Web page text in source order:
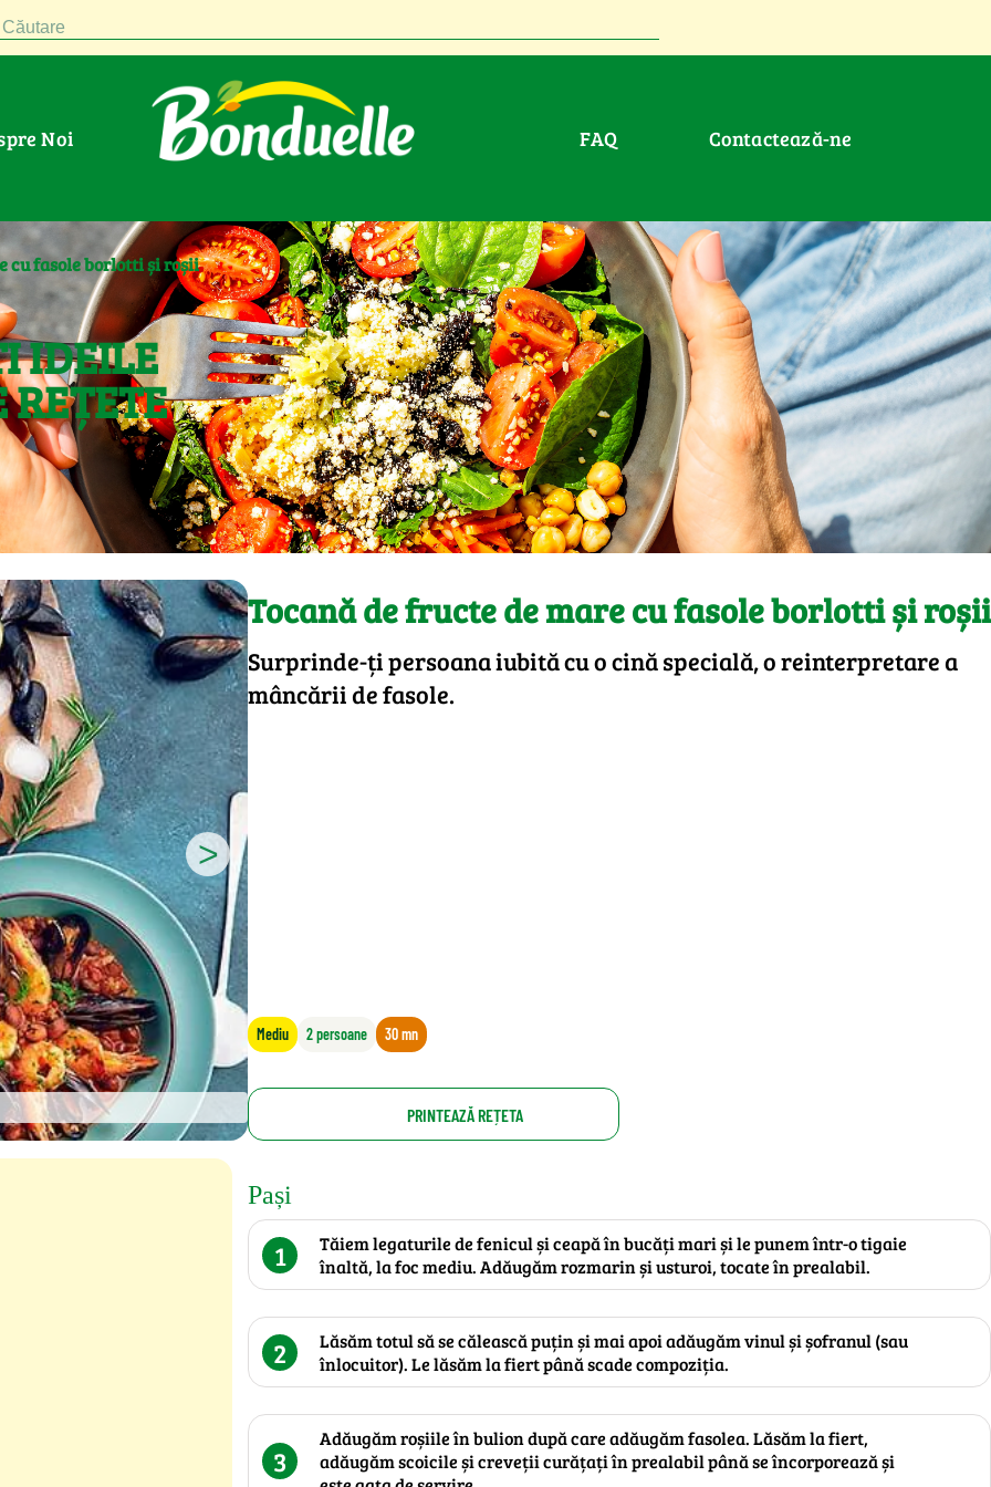
Noi FAQ Contactează-ne
cu fasole borlotti și roșii
IDEILE
REȚETE
>
Tocană de fructe de mare cu fasole borlotti și roșii
Surprinde-ți persoana iubită cu o cină specială, o reinterpretare a
mâncării de fasole.
Mediu 2 persoane 30 mn
PRINTEAZĂ REȚETA
Pași
1
Tăiem legaturile de fenicul și ceapă în bucăți mari și le punem într-o tigaie
înaltă, la foc mediu. Adăugăm rozmarin și usturoi, tocate în prealabil.
2
Lăsăm totul să se călească puțin și mai apoi adăugăm vinul și șofranul (sau
înlocuitor). Le lăsăm la fiert până scade compoziția.
3
Adăugăm roșiile în bulion după care adăugăm fasolea. Lăsăm la fiert,
adăugăm scoicile și creveții curățați în prealabil până se încorporează și